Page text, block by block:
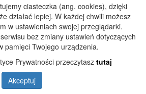
© Urząd Gminy Wojcieszków
ciasteczka (ang. cookies), dzięki
działać lepiej. W każdej chwili możesz
w ustawieniach swojej przeglądarki.
bez zmiany ustawień dotyczących
pamięci Twojego urządzenia.
Prywatności przeczytasz tutaj
Akceptuj